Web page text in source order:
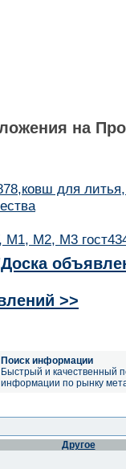
на
для литья,
М2, М3
>>
Поиск информации
Быстрый и качественный
информации по рынку
Другое